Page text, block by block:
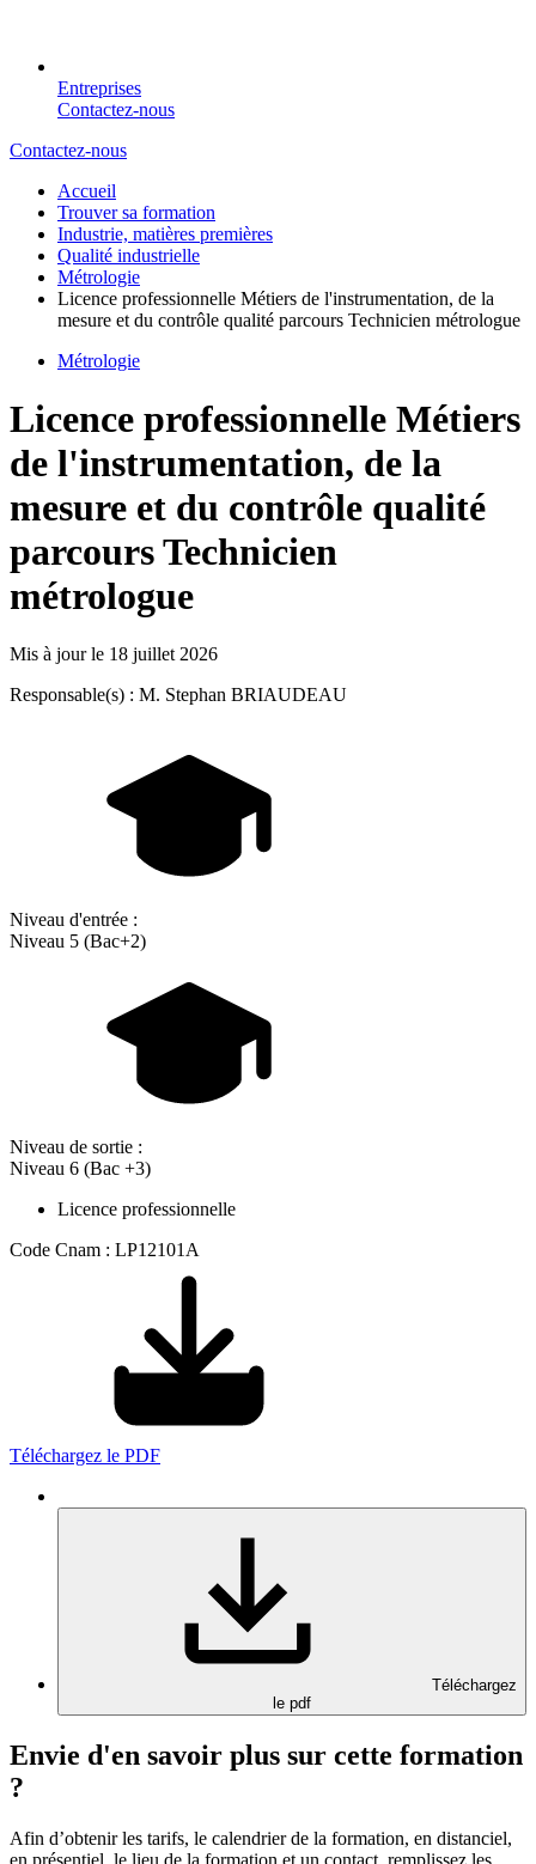
Entreprises
Contactez-nous
Contactez-nous
Accueil
Trouver sa formation
Industrie, matières premières
Qualité industrielle
Métrologie
Licence professionnelle Métiers de l'instrumentation, de la
mesure et du contrôle qualité parcours Technicien métrologue
Métrologie
Licence professionnelle Métiers
de l'instrumentation, de la
mesure et du contrôle qualité
parcours Technicien
métrologue
Mis à jour le 18 juillet 2026
Responsable(s) : M. Stephan BRIAUDEAU
Niveau d'entrée :
Niveau 5 (Bac+2)
Niveau de sortie :
Niveau 6 (Bac +3)
Licence professionnelle
Code Cnam : LP12101A
Téléchargez le PDF
Téléchargez
le pdf
Envie d'en savoir plus sur cette formation
?
Afin d’obtenir les tarifs, le calendrier de la formation, en distanciel,